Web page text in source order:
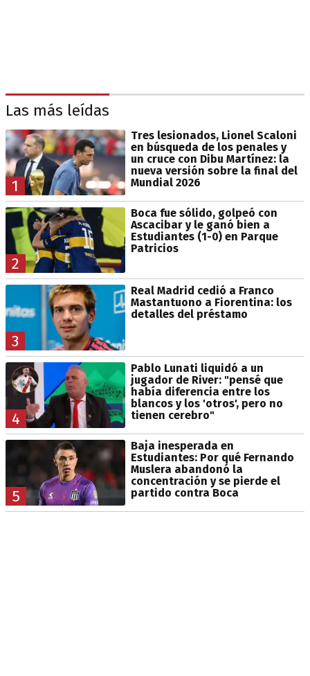
Las más leídas
1
Tres lesionados, Lionel Scaloni
en búsqueda de los penales y
un cruce con Dibu Martínez: la
nueva versión sobre la final del
Mundial 2026
2
Boca fue sólido, golpeó con
Ascacibar y le ganó bien a
Estudiantes (1-0) en Parque
Patricios
3
Real Madrid cedió a Franco
Mastantuono a Fiorentina: los
detalles del préstamo
4
Pablo Lunati liquidó a un
jugador de River: "pensé que
había diferencia entre los
blancos y los 'otros', pero no
tienen cerebro"
5
Baja inesperada en
Estudiantes: Por qué Fernando
Muslera abandonó la
concentración y se pierde el
partido contra Boca